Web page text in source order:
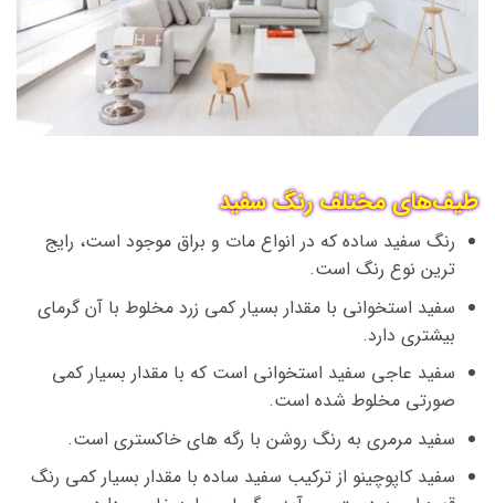
طیف‌های مختلف رنگ سفید
رنگ سفید ساده که در انواع مات و براق موجود است، رایج
ترین نوع رنگ است.
سفید استخوانی با مقدار بسیار کمی زرد مخلوط با آن گرمای
بیشتری دارد.
سفید عاجی سفید استخوانی است که با مقدار بسیار کمی
صورتی مخلوط شده است.
سفید مرمری به رنگ روشن با رگه های خاکستری است.
سفید کاپوچینو از ترکیب سفید ساده با مقدار بسیار کمی رنگ